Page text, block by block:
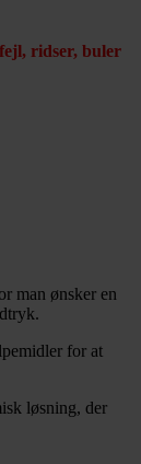
ridser, buler
man ønsker en
for at
løsning, der